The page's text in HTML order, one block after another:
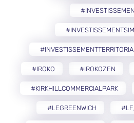
#IROKO #IROKOZEN
#KIRKHILLCOMMERCIALPARK
#LEGREENWICH